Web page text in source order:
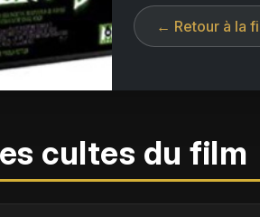
← Retour à la
cultes du film